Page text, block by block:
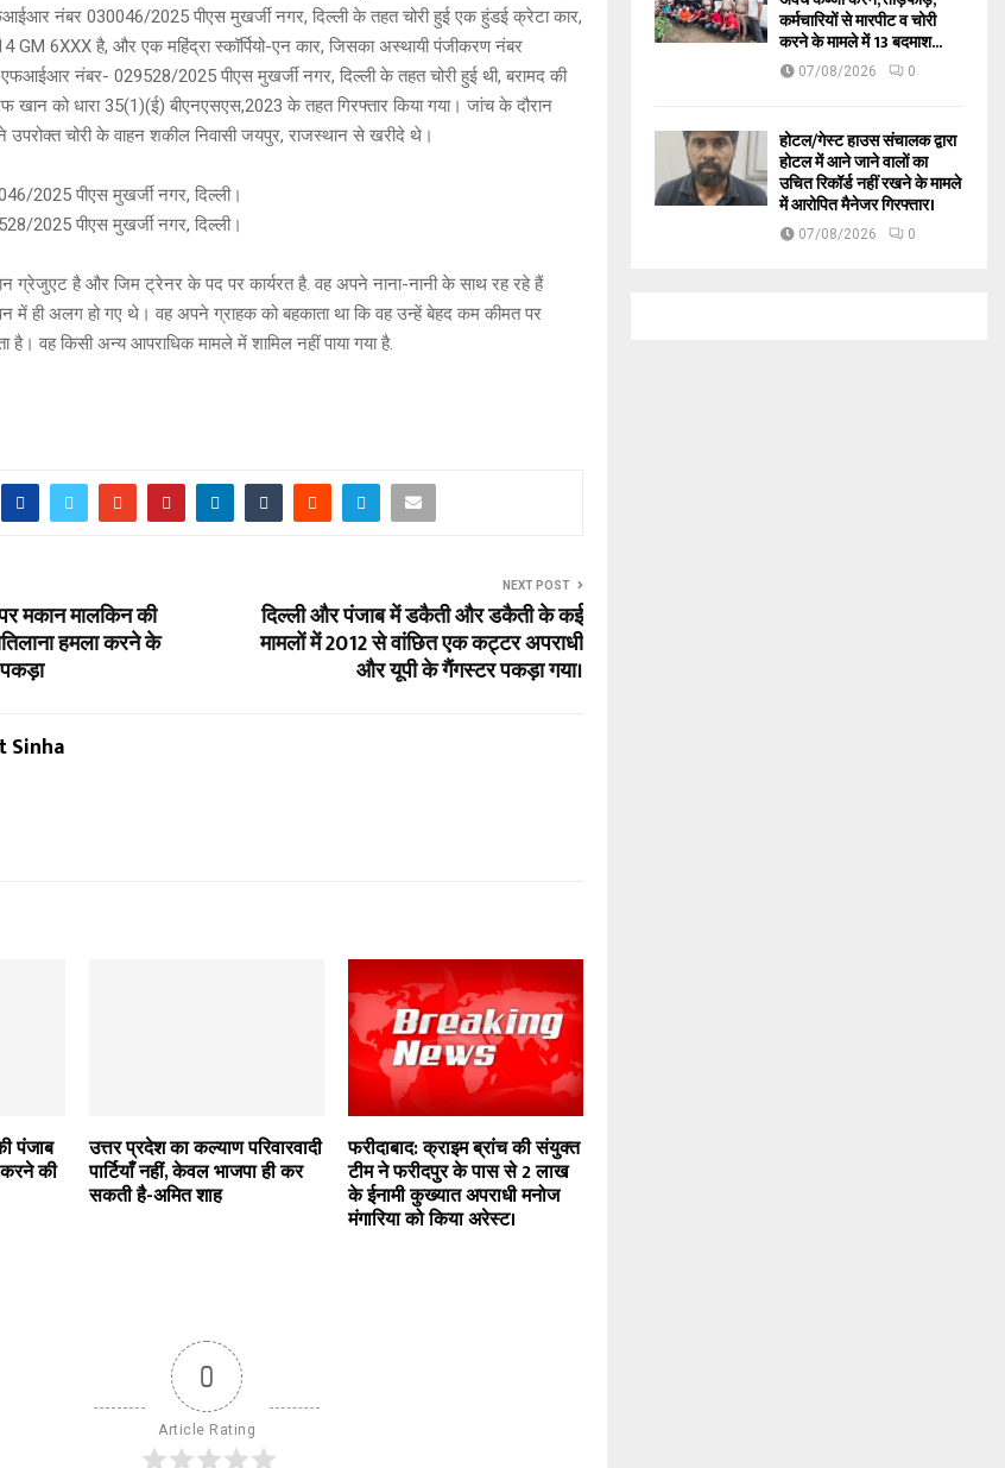
नंबर 030046/2025 पीएस मुखर्जी नगर, दिल्ली के तहत चोरी हुई एक हुंडई क्रेटा कार,
GM 6XXX है, और एक महिंद्रा स्कॉर्पियो-एन कार, जिसका अस्थायी पंजीकरण नंबर
नंबर- 029528/2025 पीएस मुखर्जी नगर, दिल्ली के तहत चोरी हुई थी, बरामद की
खान को धारा 35(1)(ई) बीएनएसएस,2023 के तहत गिरफ्तार किया गया। जांच के दौरान
चोरी के वाहन शकील निवासी जयपुर, राजस्थान से खरीदे थे।
2025 पीएस मुखर्जी नगर, दिल्ली।
2025 पीएस मुखर्जी नगर, दिल्ली।
ग्रेजुएट है और जिम ट्रेनर के पद पर कार्यरत है. वह अपने नाना-नानी के साथ रह रहे हैं
में ही अलग हो गए थे। वह अपने ग्राहक को बहकाता था कि वह उन्हें बेहद कम कीमत पर
है। वह किसी अन्य आपराधिक मामले में शामिल नहीं पाया गया है.
मकान मालकिन की
हमला करने के
NEXT POST
दिल्ली और पंजाब में डकैती और डकैती के कई
मामलों में 2012 से वांछित एक कट्टर अपराधी
और यूपी के गैंगस्टर पकड़ा गया।
Sinha
पंजाब
की
उत्तर प्रदेश का कल्याण परिवारवादी
पार्टियाँ नहीं, केवल भाजपा ही कर
सकती है-अमित शाह
फरीदाबाद: क्राइम ब्रांच की संयुक्त
टीम ने फरीदपुर के पास से 2 लाख
के ईनामी कुख्यात अपराधी मनोज
मंगारिया को किया अरेस्ट।
0
Article Rating
कर्मचारियों से मारपीट व चोरी
करने के मामले में 13 बदमाश...
07/08/2026 0
होटल/गेस्ट हाउस संचालक द्वारा
होटल में आने जाने वालों का
उचित रिकॉर्ड नहीं रखने के मामले
में आरोपित मैनेजर गिरफ्तार।
07/08/2026 0